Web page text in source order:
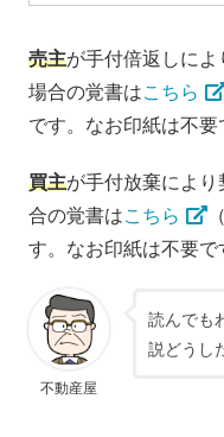
売主が手付倍返しによ
場合の覚書は こちら
です。なお印紙は不要
買主が手付放棄によ
合の覚書は こちら
す。なお印紙は不要で
不動産屋
読んでも
説どうし